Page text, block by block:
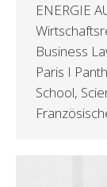
ENERGIE
Business
Paris I
School,